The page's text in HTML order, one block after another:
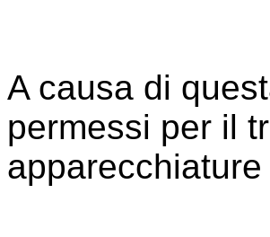
A causa di
permessi per il